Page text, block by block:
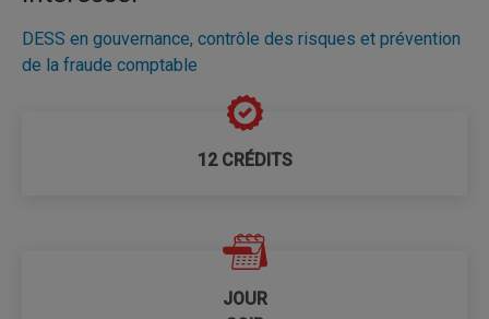
DESS en gouvernance, contrôle des risques et prévention
de la fraude comptable
12 CRÉDITS
JOUR